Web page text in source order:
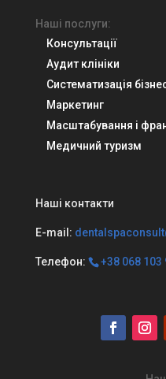
Наші послуги:
Консультації
Аудит клініки
Систематизація
Маркетинг
Масштабування і
Медичний туризм
Наші контакти
E-mail:
Телефон: +38 068 103